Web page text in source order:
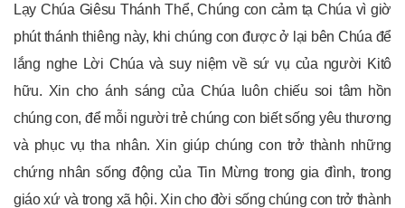
Lạy Chúa Giêsu Thánh Thể, Chúng con cảm tạ Chúa vì giờ
phút thánh thiêng này, khi chúng con được ở lại bên Chúa để
lắng nghe Lời Chúa và suy niệm về sứ vụ của người Kitô
hữu. Xin cho ánh sáng của Chúa luôn chiếu soi tâm hồn
chúng con, để mỗi người trẻ chúng con biết sống yêu thương
và phục vụ tha nhân. Xin giúp chúng con trở thành những
chứng nhân sống động của Tin Mừng trong gia đình, trong
giáo xứ và trong xã hội. Xin cho đời sống chúng con trở thành